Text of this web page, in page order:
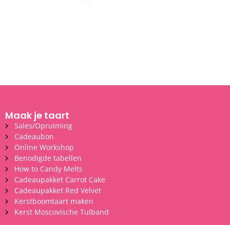
Maak je taart
Sales/Opruiming
Cadeaubon
Online Workshop
Benodigde tabellen
How to Candy Melts
Cadeaupakket Carrot Cake
Cadeaupakket Red Velvet
Kerstboomtaart maken
Kerst Moscovische Tulband